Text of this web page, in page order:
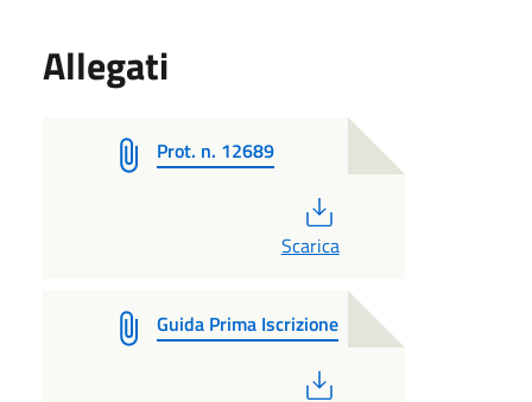
Allegati
Prot. n. 12689
Scarica
Guida Prima Iscrizione